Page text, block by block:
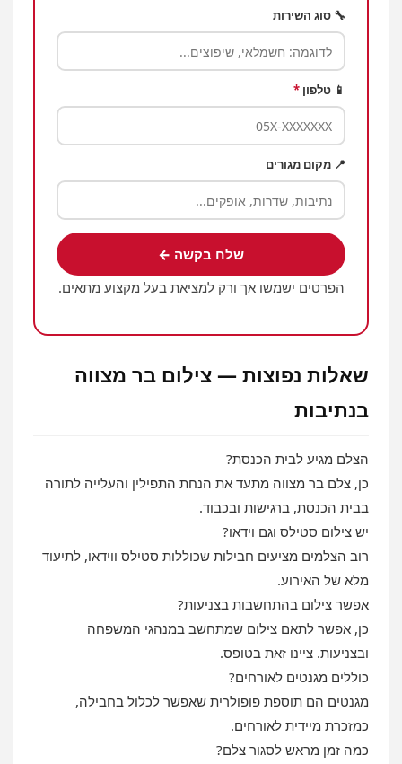
🔧 סוג השירות
📱 טלפון *
📍 מקום מגורים
שלח בקשה ←
הפרטים ישמשו אך ורק למציאת בעל מקצוע מתאים.
שאלות נפוצות — צילום בר מצווה
בנתיבות
הצלם מגיע לבית הכנסת?
כן, צלם בר מצווה מתעד את הנחת התפילין והעלייה לתורה
בבית הכנסת, ברגישות ובכבוד.
יש צילום סטילס וגם וידאו?
רוב הצלמים מציעים חבילות שכוללות סטילס ווידאו, לתיעוד
מלא של האירוע.
אפשר צילום בהתחשבות בצניעות?
כן, אפשר לתאם צילום שמתחשב במנהגי המשפחה
ובצניעות. ציינו זאת בטופס.
כוללים מגנטים לאורחים?
מגנטים הם תוספת פופולרית שאפשר לכלול בחבילה,
כמזכרת מיידית לאורחים.
כמה זמן מראש לסגור צלם?